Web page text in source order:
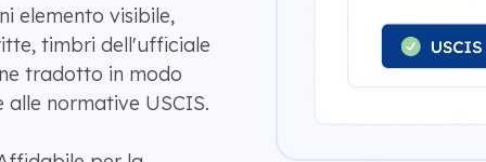
elemento visibile,
timbri dell'ufficiale
tradotto in modo
normative USCIS.